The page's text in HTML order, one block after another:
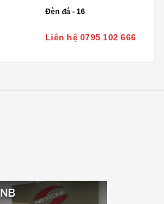
Đèn đá - 16
Liên hệ 0795 102 666